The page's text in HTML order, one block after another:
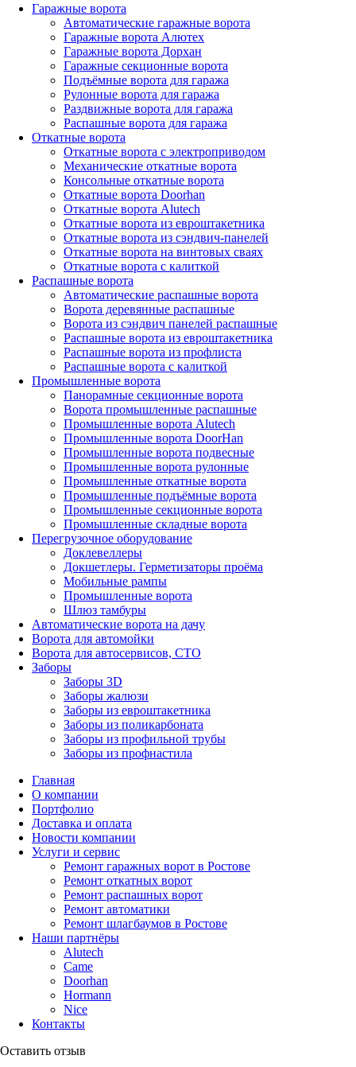
Гаражные ворота
Автоматические гаражные ворота
Гаражные ворота Алютех
Гаражные ворота Дорхан
Гаражные секционные ворота
Подъёмные ворота для гаража
Рулонные ворота для гаража
Раздвижные ворота для гаража
Распашные ворота для гаража
Откатные ворота
Откатные ворота с электроприводом
Механические откатные ворота
Консольные откатные ворота
Откатные ворота Doorhan
Откатные ворота Alutech
Откатные ворота из евроштакетника
Откатные ворота из сэндвич-панелей
Откатные ворота на винтовых сваях
Откатные ворота с калиткой
Распашные ворота
Автоматические распашные ворота
Ворота деревянные распашные
Ворота из сэндвич панелей распашные
Распашные ворота из евроштакетника
Распашные ворота из профлиста
Распашные ворота с калиткой
Промышленные ворота
Панорамные секционные ворота
Ворота промышленные распашные
Промышленные ворота Alutech
Промышленные ворота DoorHan
Промышленные ворота подвесные
Промышленные ворота рулонные
Промышленные откатные ворота
Промышленные подъёмные ворота
Промышленные секционные ворота
Промышленные складные ворота
Перегрузочное оборудование
Доклевеллеры
Докшетлеры. Герметизаторы проёма
Мобильные рампы
Промышленные ворота
Шлюз тамбуры
Автоматические ворота на дачу
Ворота для автомойки
Ворота для автосервисов, СТО
Заборы
Заборы 3D
Заборы жалюзи
Заборы из евроштакетника
Заборы из поликарбоната
Заборы из профильной трубы
Заборы из профнастила
Главная
О компании
Портфолио
Доставка и оплата
Новости компании
Услуги и сервис
Ремонт гаражных ворот в Ростове
Ремонт откатных ворот
Ремонт распашных ворот
Ремонт автоматики
Ремонт шлагбаумов в Ростове
Наши партнёры
Alutech
Came
Doorhan
Hormann
Nice
Контакты
Оставить отзыв